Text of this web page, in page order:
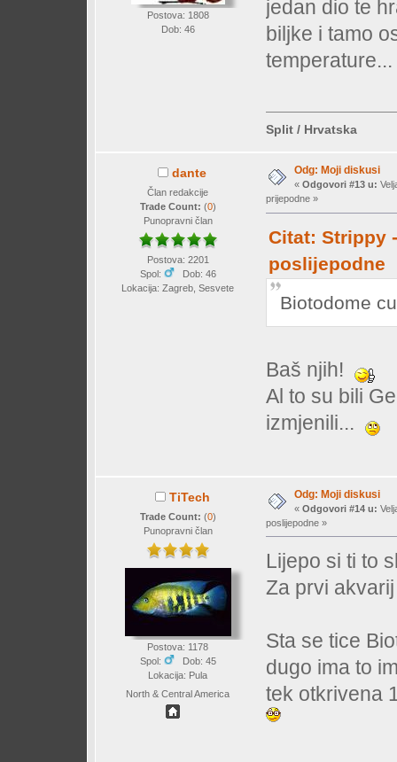
Postova: 1808
Dob: 46
jedan dio te
biljke i tamo
temperature...
Split / Hrvatska
dante
Član redakcije
Trade Count: (0)
Punopravni član
Postova: 2201
Spol:
Dob: 46
Lokacija: Zagreb, Sesvete
Odg: Moji diskusi
« Odgovori #13 u:
prijepodne »
Citat: Strippy
poslijepodne
Biotodome
Baš njih!
Al to su bili
izmjenili...
TiTech
Trade Count: (0)
Punopravni član
Postova: 1178
Spol:
Dob: 45
Lokacija: Pula
North & Central America
Odg: Moji diskusi
« Odgovori #14 u:
poslijepodne »
Lijepo si ti to
Za prvi
Sta se tice
dugo ima to
tek otkrivena